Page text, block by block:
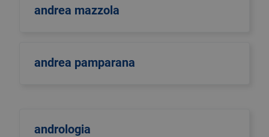
andrea mazzola
andrea pamparana
andrologia